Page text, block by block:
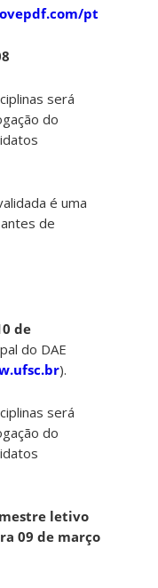
pt
será
do
é uma
de
de
do DAE
).
será
do
letivo
09 de março